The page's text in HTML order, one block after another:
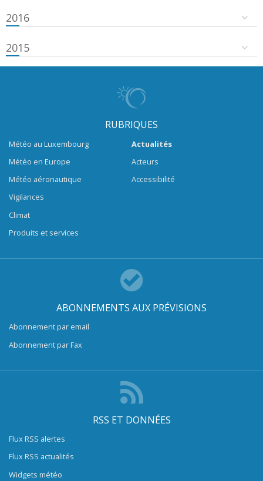
2016
2015
RUBRIQUES
Météo au Luxembourg
Météo en Europe
Météo aéronautique
Vigilances
Climat
Produits et services
Actualités
Acteurs
Accessibilité
ABONNEMENTS AUX PRÉVISIONS
Abonnement par email
Abonnement par Fax
RSS ET DONNÉES
Flux RSS alertes
Flux RSS actualités
Widgets météo